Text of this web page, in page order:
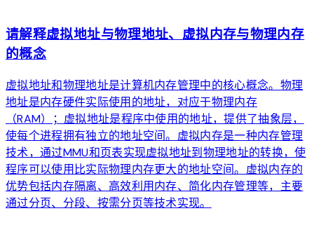
请解释虚拟地址与物理地址、虚拟内存与物理内存
的概念
虚拟地址和物理地址是计算机内存管理中的核心概念。物理
地址是内存硬件实际使用的地址，对应于物理内存
（RAM）；虚拟地址是程序中使用的地址，提供了抽象层，
使每个进程拥有独立的地址空间。虚拟内存是一种内存管理
技术，通过MMU和页表实现虚拟地址到物理地址的转换，使
程序可以使用比实际物理内存更大的地址空间。虚拟内存的
优势包括内存隔离、高效利用内存、简化内存管理等，主要
通过分页、分段、按需分页等技术实现。